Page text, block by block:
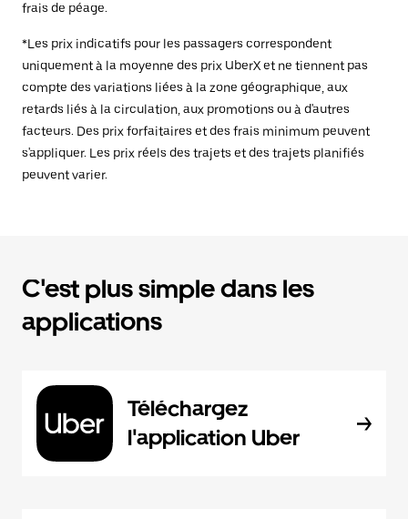
frais de péage.
*Les prix indicatifs pour les passagers correspondent
uniquement à la moyenne des prix UberX et ne tiennent pas
compte des variations liées à la zone géographique, aux
retards liés à la circulation, aux promotions ou à d'autres
facteurs. Des prix forfaitaires et des frais minimum peuvent
s'appliquer. Les prix réels des trajets et des trajets planifiés
peuvent varier.
C'est plus simple dans les
applications
Téléchargez
l'application Uber